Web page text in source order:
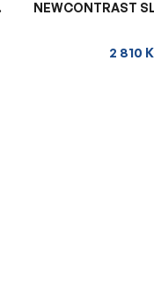
NEWCONTRAST
2 810